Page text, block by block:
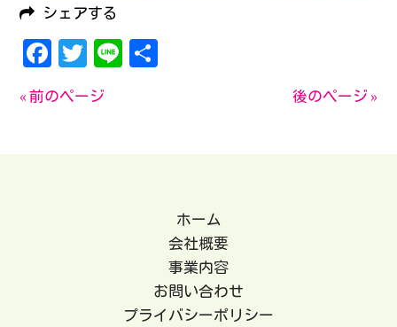
シェアする
Facebook
Twitter
Line
« 前のページ 後のページ »
ホーム
会社概要
事業内容
お問い合わせ
プライバシーポリシー